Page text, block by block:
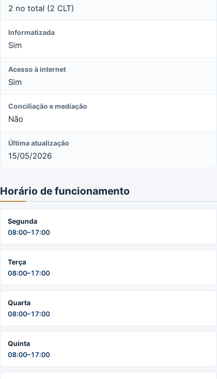
2 no total (2 CLT)
Informatizada
Sim
Acesso à internet
Sim
Conciliação e mediação
Não
Última atualização
15/05/2026
Horário de funcionamento
Segunda
08:00–17:00
Terça
08:00–17:00
Quarta
08:00–17:00
Quinta
08:00–17:00